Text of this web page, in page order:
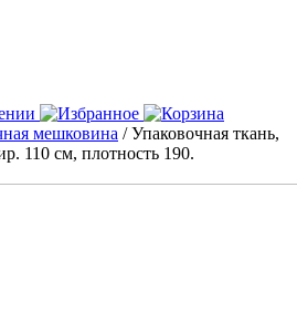
мешковина / Упаковочная ткань,
110 см, плотность 190.